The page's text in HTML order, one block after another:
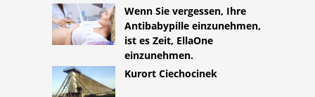
Wenn Sie vergessen, Ihre
Antibabypille einzunehmen,
ist es Zeit, EllaOne
einzunehmen.
Kurort Ciechocinek